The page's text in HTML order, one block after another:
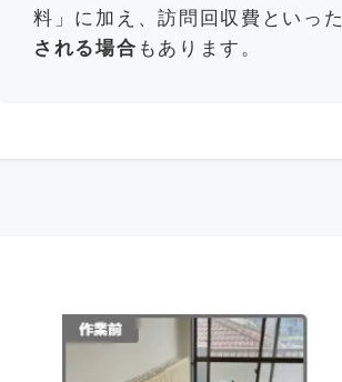
料」に加え、訪問回収費といった
される場合 もあります。